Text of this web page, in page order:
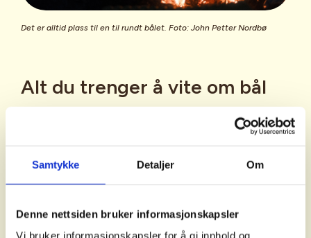
Samtykke Detaljer Om
Denne nettsiden bruker informasjonskapsler
Vi bruker informasjonskapsler for å gi innhold og
Det er alltid plass til en til rundt bålet. Foto: John Petter Nordbø
Alt du trenger å vite om bål
Ved: Ta gjerne med ved hjemmefra.
Du kan også bruke tørre og døde
Husk bålforbudet mellom 15. april
og 15. september. I denne
Hvordan lager jeg et bål?